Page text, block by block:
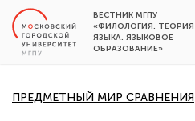
ВЕСТНИК МГПУ
«ФИЛОЛОГИЯ. ТЕОРИЯ
ЯЗЫКА. ЯЗЫКОВОЕ
ОБРАЗОВАНИЕ»
ПРЕДМЕТНЫЙ МИР СРАВНЕНИЯ